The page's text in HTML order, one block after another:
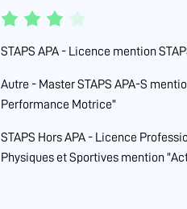
STAPS APA - Licence mention
Autre - Master STAPS APA-S
Performance Motrice"
STAPS Hors APA - Licence
Physiques et Sportives mention